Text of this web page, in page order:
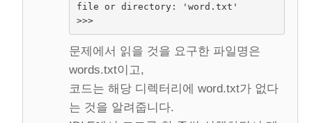
file or directory: 'word.txt'
>>>
문제에서 읽을 것을 요구한 파일명은
words.txt이고,
코드는 해당 디렉터리에 word.txt가 없다
는 것을 알려줍니다.